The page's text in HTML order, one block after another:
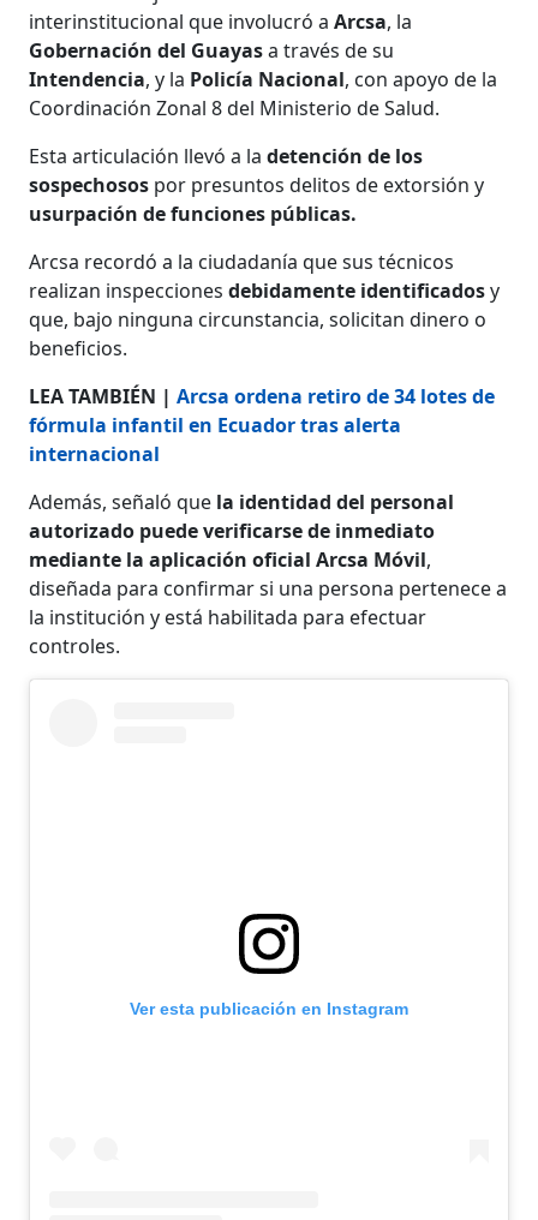
interinstitucional que involucró aArcsa, la
Gobernación del Guayasa través de su
Intendencia, y la Policía Nacional, con apoyo de la
Coordinación Zonal 8 del Ministerio de Salud.
Esta articulación llevó a ladetención de los
sospechosos por presuntos delitos de extorsión y
usurpación de funciones públicas.
Arcsa recordó a la ciudadanía que sus técnicos
realizan inspeccionesdebidamente identificadosy
que, bajo ninguna circunstancia, solicitan dinero o
beneficios.
LEA TAMBIÉN |Arcsa ordena retiro de 34 lotes de
fórmula infantil en Ecuador tras alerta
internacional
Además, señaló que la identidad del personal
autorizado puede verificarse de inmediato
mediante la aplicación oficial Arcsa Móvil,
diseñada para confirmar si una persona pertenece a
la institución y está habilitada para efectuar
controles.
Ver esta publicación en Instagram